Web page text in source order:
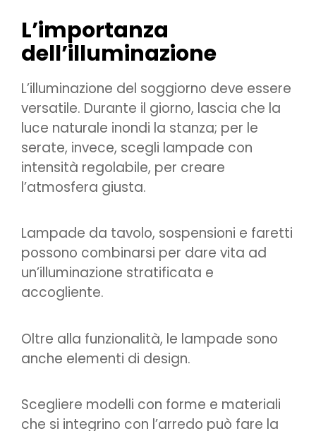
L’importanza
dell’illuminazione
L’illuminazione del soggiorno deve essere
versatile. Durante il giorno, lascia che la
luce naturale inondi la stanza; per le
serate, invece, scegli lampade con
intensità regolabile, per creare
l’atmosfera giusta.
Lampade da tavolo, sospensioni e faretti
possono combinarsi per dare vita ad
un’illuminazione stratificata e
accogliente.
Oltre alla funzionalità, le lampade sono
anche elementi di design.
Scegliere modelli con forme e materiali
che si integrino con l’arredo può fare la